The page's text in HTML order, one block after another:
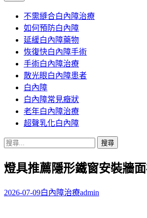
主
要
內
容
不需縫合白內障治療
如何預防白內障
延緩白內障藥物
恢復快白內障手術
手術白內障治療
散光眼白內障患者
白內障
白內障常見癥狀
老年白內障治療
超聲乳化白內障
搜
關
字:
燈具推薦隱形鐵窗安裝牆
2026-07-09白內障治療admin